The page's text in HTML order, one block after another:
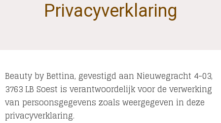
Privacyverklaring
Beauty by Bettina, gevestigd aan Nieuwegracht 4-03,
3763 LB Soest is verantwoordelijk voor de verwerking
van persoonsgegevens zoals weergegeven in deze
privacyverklaring.